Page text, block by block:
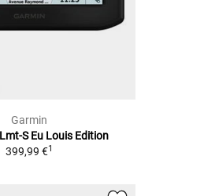
Garmin
S Eu Louis Edition
399,99 €1